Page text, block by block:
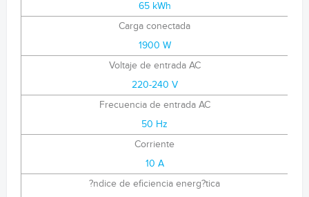
65 kWh
Carga conectada
1900 W
Voltaje de entrada AC
220-240 V
Frecuencia de entrada AC
50 Hz
Corriente
10 A
?ndice de eficiencia energ?tica